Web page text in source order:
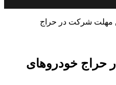
مهلت شرکت در حراج
حراج خودروهای